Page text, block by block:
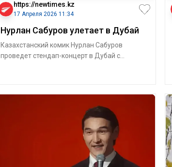
https://newtimes.kz
17 Апреля 2026 11:34
Нурлан Сабуров улетает в Дубай
Казахстанский комик Нурлан Сабуров
проведет стендап-концерт в Дубай с